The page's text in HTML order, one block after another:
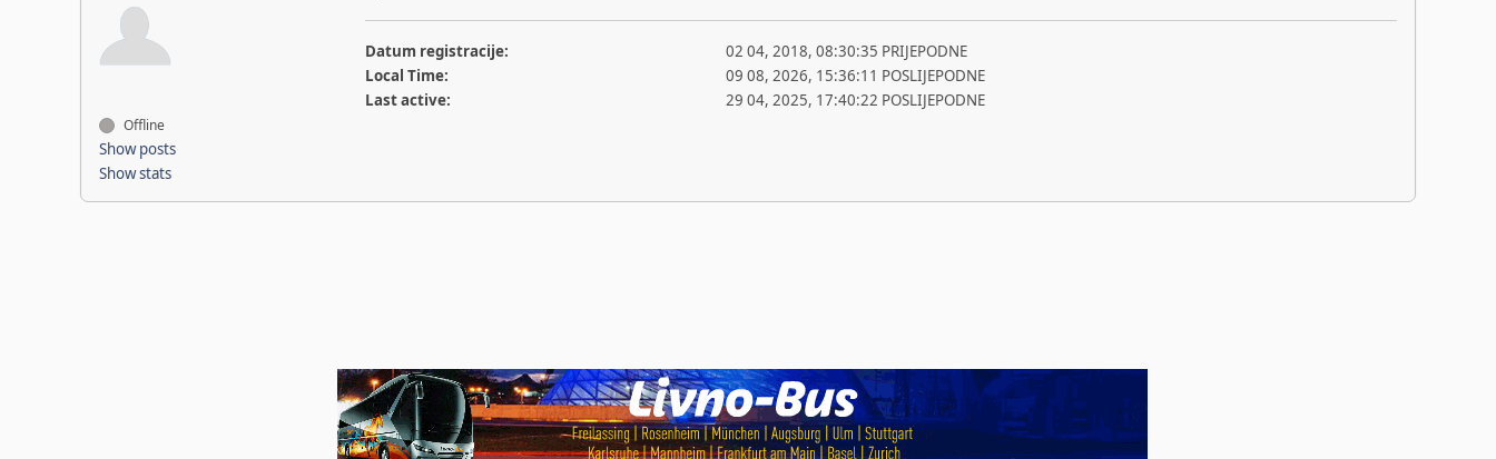
Offline
Show posts
Show stats
Datum registracije:
02 04, 2018, 08:30:35 PRIJEPODNE
Local Time:
09 08, 2026, 15:36:11 POSLIJEPODNE
Last active:
29 04, 2025, 17:40:22 POSLIJEPODNE